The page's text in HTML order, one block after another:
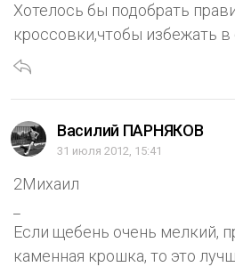
Хотелось бы подобрать
кроссовки,чтобы избежать
Василий ПАРНЯКОВ
31 июля 2012, 15:41
2Михаил
Если щебень очень мелкий,
каменная крошка, то это